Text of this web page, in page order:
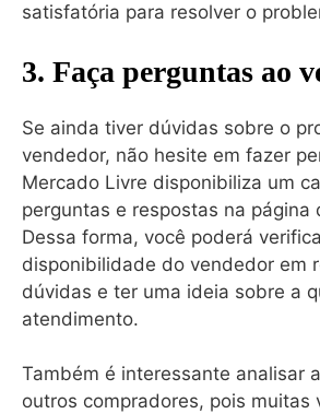
satisfatória para resolver o
3. Faça perguntas ao
Se ainda tiver dúvidas sobre o
vendedor, não hesite em fazer
Mercado Livre disponibiliza um
perguntas e respostas na página
Dessa forma, você poderá
disponibilidade do vendedor em
dúvidas e ter uma ideia sobre a
atendimento.
Também é interessante analisar
outros compradores, pois muitas